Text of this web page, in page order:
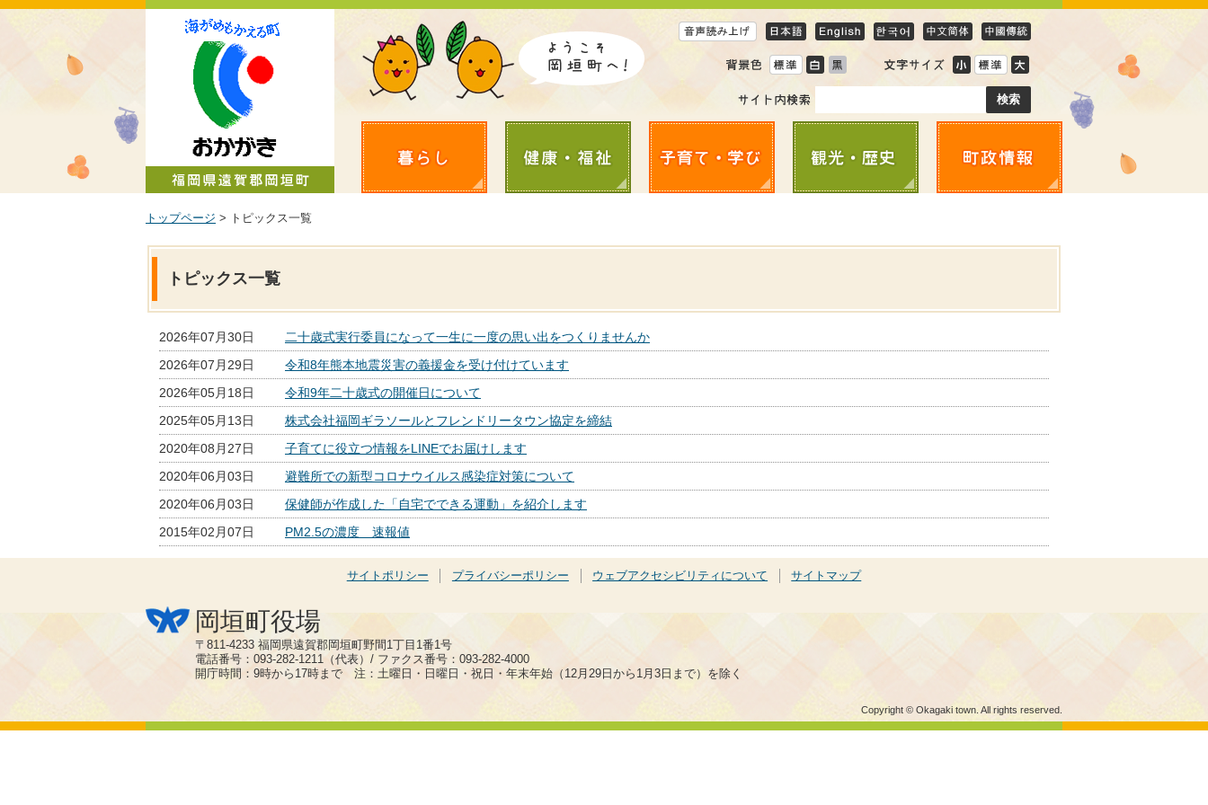
トップページ > トピックス一覧
トピックス一覧
2026年07月30日
二十歳式実行委員になって一生に一度の思い出をつくりませんか
2026年07月29日
令和8年熊本地震災害の義援金を受け付けています
2026年05月18日
令和9年二十歳式の開催日について
2025年05月13日
株式会社福岡ギラソールとフレンドリータウン協定を締結
2020年08月27日
子育てに役立つ情報をLINEでお届けします
2020年06月03日
避難所での新型コロナウイルス感染症対策について
2020年06月03日
保健師が作成した「自宅でできる運動」を紹介します
2015年02月07日
PM2.5の濃度 速報値
サイトポリシー プライバシーポリシー ウェブアクセシビリティについて サイトマップ
岡垣町役場
〒811-4233 福岡県遠賀郡岡垣町野間1丁目1番1号
電話番号：093-282-1211（代表）/ ファクス番号：093-282-4000
開庁時間：9時から17時まで 注：土曜日・日曜日・祝日・年末年始（12月29日から1月3日まで）を除く
Copyright © Okagaki town. All rights reserved.